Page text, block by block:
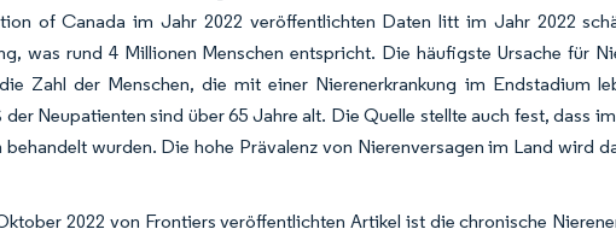
of Canada im Jahr 2022 veröffentlichten Daten litt im Jahr 2022
was rund 4 Millionen Menschen entspricht. Die häufigste Ursache für
Zahl der Menschen, die mit einer Nierenerkrankung im Endstadium
der Neupatienten sind über 65 Jahre alt. Die Quelle stellte auch fest, dass
behandelt wurden. Die hohe Prävalenz von Nierenversagen im Land wird
2022 von Frontiers veröffentlichten Artikel ist die chronische